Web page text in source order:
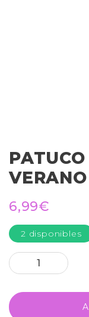
VERANO
6,99€
2 disponibles